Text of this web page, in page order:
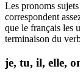
Les pronoms
correspondent
que le français les
terminaison du
je, tu, il, elle,